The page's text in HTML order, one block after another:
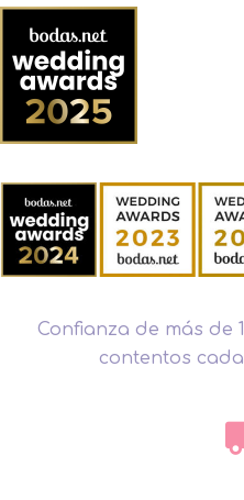
Confianza de más de
contentos